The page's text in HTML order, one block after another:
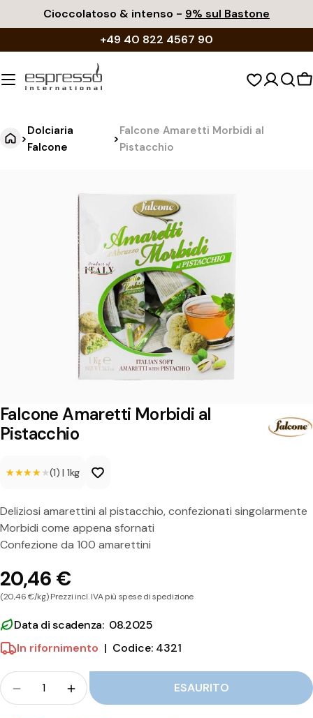
al
Cioccolatoso & intenso - 9% sul Bastone
+49 40 822 4567 90
>
Dolciaria
Falcone
>
Falcone Amaretti Morbidi al
Pistacchio
r
e
t
i
M
o
r
b
i
d
a
Falcone Amaretti Morbidi al
Pistacchio
★★★★★
★★★★★(1) | 1kg
Deliziosi amarettini al pistacchio, confezionati singolarmente
Morbidi come appena sfornati
Confezione da 100 amarettini
20,46 €
(20,46 €/kg) Prezzi incl. IVA più spese di spedizione
Data di scadenza: 08.2025
In rifornimento | Codice: 4321
Folla
Quantità per Falcone Amaretti Morbidi al
Quantità per Falcone Amaretti Morbidi
ESAURITO